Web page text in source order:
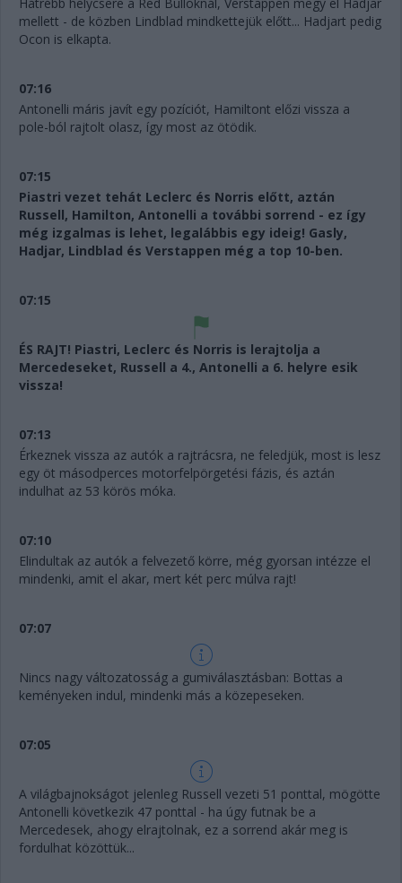
mellett - de közben Lindblad mindkettejük előtt... Hadjart pedig
Ocon is elkapta.
07:16
Antonelli máris javít egy pozíciót, Hamiltont előzi vissza a
pole-ból rajtolt olasz, így most az ötödik.
07:15
Piastri vezet tehát Leclerc és Norris előtt, aztán
Russell, Hamilton, Antonelli a további sorrend - ez így
még izgalmas is lehet, legalábbis egy ideig! Gasly,
Hadjar, Lindblad és Verstappen még a top 10-ben.
07:15
ÉS RAJT! Piastri, Leclerc és Norris is lerajtolja a
Mercedeseket, Russell a 4., Antonelli a 6. helyre esik
vissza!
07:13
Érkeznek vissza az autók a rajtrácsra, ne feledjük, most is lesz
egy öt másodperces motorfelpörgetési fázis, és aztán
indulhat az 53 körös móka.
07:10
Elindultak az autók a felvezető körre, még gyorsan intézze el
mindenki, amit el akar, mert két perc múlva rajt!
07:07
Nincs nagy változatosság a gumiválasztásban: Bottas a
keményeken indul, mindenki más a közepeseken.
07:05
A világbajnokságot jelenleg Russell vezeti 51 ponttal, mögötte
Antonelli következik 47 ponttal - ha úgy futnak be a
Mercedesek, ahogy elrajtolnak, ez a sorrend akár meg is
fordulhat közöttük...